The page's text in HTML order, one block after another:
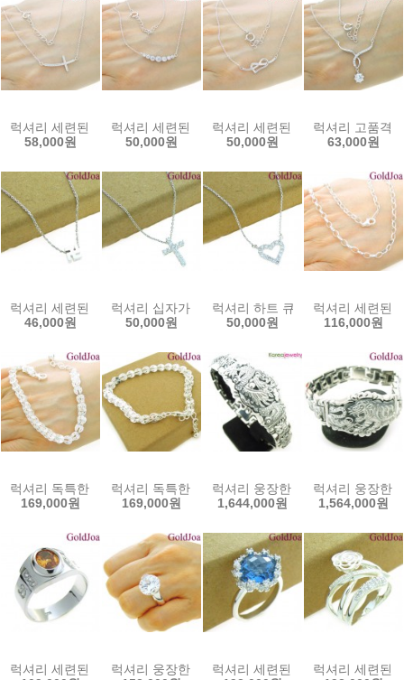
럭셔리 세련된 일체형 큐빅 실버목걸이 (41605c) 여성목걸이 골드조
58,000원
럭셔리 세련된 일체형 큐빅 실버목걸이 (41429c)
50,000원
럭셔리 세련된 일체형 큐빅 실버
50,000원
럭셔리 고품격
63,000원
럭셔리 세련된 만자 일체형 실버목걸이 (40875c) 여성목걸이 골드조
46,000원
럭셔리 십자가 큐빅 일체형 실버목걸이 (40873c)
50,000원
럭셔리 하트 큐빅 일체형 실버목
50,000원
럭셔리 세련된
116,000원
럭셔리 독특한 신상 체인 실버팔찌 (52293b) 선물용 골드조아 할인쿠
169,000원
럭셔리 독특한 신상 체인 실버팔찌 (52292b) 선물용
169,000원
럭셔리 웅장한 드래곤 용 유화 실
1,644,000원
럭셔리 웅장한
1,564,000원
럭셔리 세련된 샴페인 실버반지 (21964r) 선물인기 골드조아 할인쿠폰
럭셔리 웅장한 12mm 큐빅 실버반지 (23184r) 선물
럭셔리 세련된 런던블루 고급 실
럭셔리 세련된